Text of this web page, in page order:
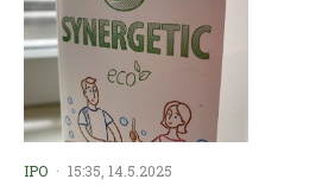
IPO · 15:35, 14.5.2025